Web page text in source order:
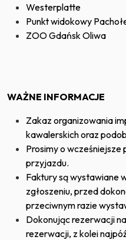
Westerplatte
Punkt widokowy
ZOO Gdańsk Oliwa
WAŻNE INFORMACJE
Zakaz organizowania
kawalerskich oraz
Prosimy o
przyjazdu.
Faktury są wystawiane
zgłoszeniu, przed
przeciwnym razie
Dokonując rezerwacji
rezerwacji, z kolei